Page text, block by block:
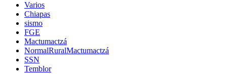
Varios
Chiapas
sismo
FGE
Mactumactzá
NormalRuralMactumactzá
SSN
Temblor